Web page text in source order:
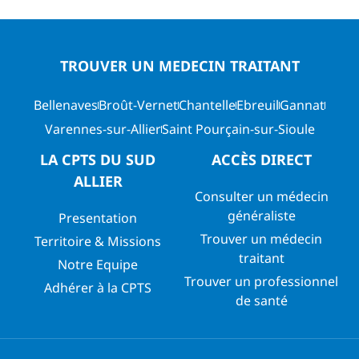
TROUVER UN MEDECIN TRAITANT
BellenavesBroût-VernetChantelleEbreuilGannat
Varennes-sur-AllierSaint Pourçain-sur-Sioule
LA CPTS DU SUD
ALLIER
Presentation
Territoire & Missions
Notre Equipe
Adhérer à la CPTS
ACCÈS DIRECT
Consulter un médecin
généraliste
Trouver un médecin
traitant
Trouver un professionnel
de santé